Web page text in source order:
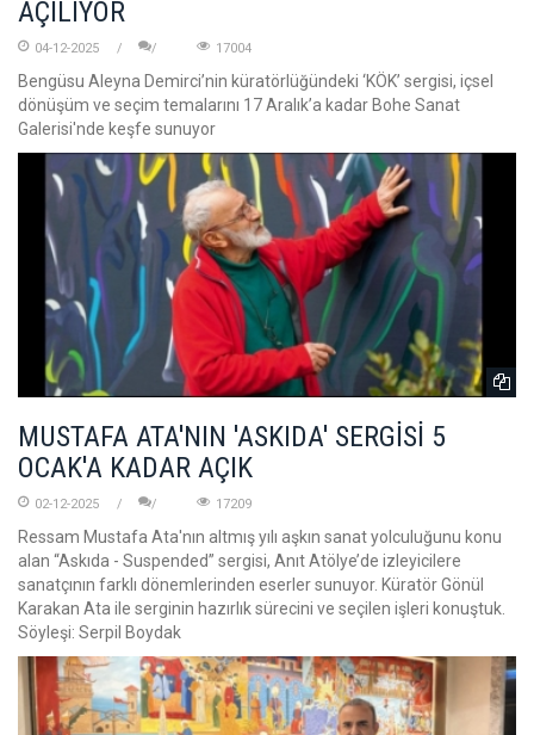
AÇILIYOR
04-12-2025 17004
Bengüsu Aleyna Demirci’nin küratörlüğündeki ‘KÖK’ sergisi, içsel
dönüşüm ve seçim temalarını 17 Aralık’a kadar Bohe Sanat
Galerisi'nde keşfe sunuyor
MUSTAFA ATA'NIN 'ASKIDA' SERGİSİ 5
OCAK'A KADAR AÇIK
02-12-2025 17209
Ressam Mustafa Ata'nın altmış yılı aşkın sanat yolculuğunu konu
alan “Askıda - Suspended” sergisi, Anıt Atölye’de izleyicilere
sanatçının farklı dönemlerinden eserler sunuyor. Küratör Gönül
Karakan Ata ile serginin hazırlık sürecini ve seçilen işleri konuştuk.
Söyleşi: Serpil Boydak